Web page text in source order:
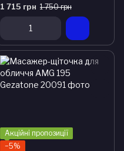
1 715 грн 1 750 грн
Акційні пропозиції
−5%